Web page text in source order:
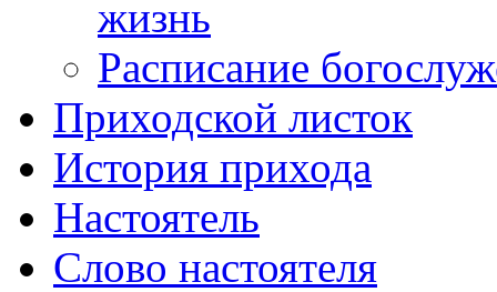
жизнь
Расписание
Приходской листок
История прихода
Настоятель
Слово настоятеля